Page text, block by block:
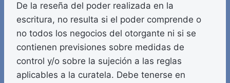
De la reseña del poder realizada en la
escritura, no resulta si el poder comprende o
no todos los negocios del otorgante ni si se
contienen previsiones sobre medidas de
control y/o sobre la sujeción a las reglas
aplicables a la curatela. Debe tenerse en